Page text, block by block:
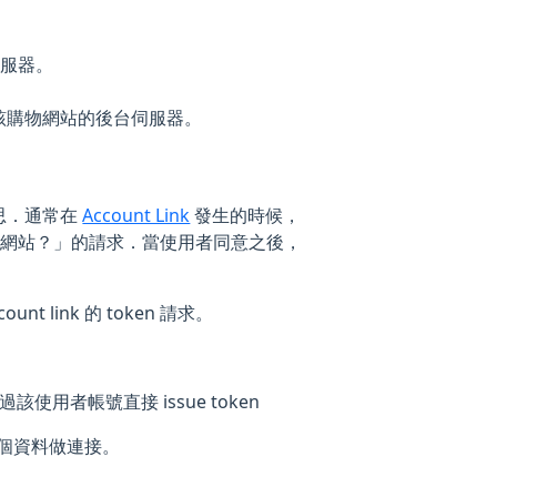
器。
物網站的後台伺服器。
．通常在Account Link發生的時候，
站？」的請求．當使用者同意之後，
link 的 token 請求。
該使用者帳號直接 issue token
料做連接。